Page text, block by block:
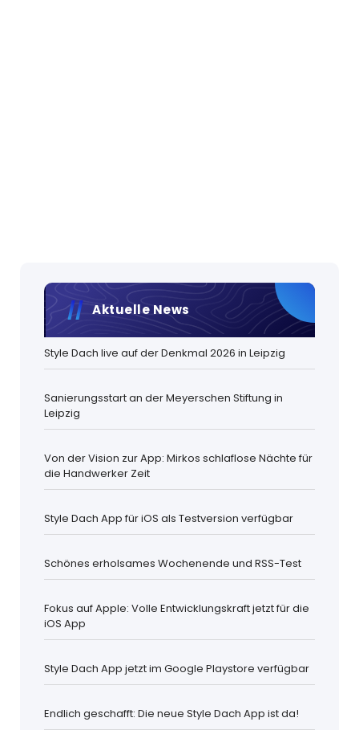
Aktuelle News
Style Dach live auf der Denkmal 2026 in Leipzig
Sanierungsstart an der Meyerschen Stiftung in
Leipzig
Von der Vision zur App: Mirkos schlaflose Nächte für
die Handwerker Zeit
Style Dach App für iOS als Testversion verfügbar
Schönes erholsames Wochenende und RSS-Test
Fokus auf Apple: Volle Entwicklungskraft jetzt für die
iOS App
Style Dach App jetzt im Google Playstore verfügbar
Endlich geschafft: Die neue Style Dach App ist da!